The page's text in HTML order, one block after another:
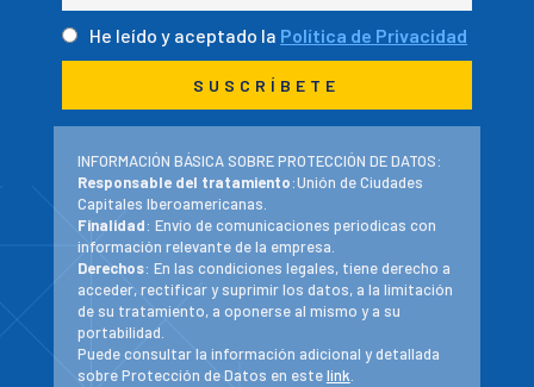
He leído y aceptado la Política de Privacidad
INFORMACIÓN BÁSICA SOBRE PROTECCIÓN DE DATOS:
Responsable del tratamiento:Unión de Ciudades
Capitales Iberoamericanas.
Finalidad: Envío de comunicaciones periodicas con
información relevante de la empresa.
Derechos: En las condiciones legales, tiene derecho a
acceder, rectificar y suprimir los datos, a la limitación
de su tratamiento, a oponerse al mismo y a su
portabilidad.
Puede consultar la información adicional y detallada
sobre Protección de Datos en estelink.